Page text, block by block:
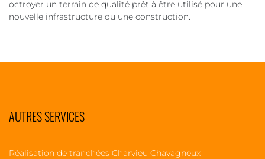
octroyer un terrain de qualité prêt à être utilisé pour une
nouvelle infrastructure ou une construction.
AUTRES SERVICES
Réalisation de tranchées Charvieu Chavagneux